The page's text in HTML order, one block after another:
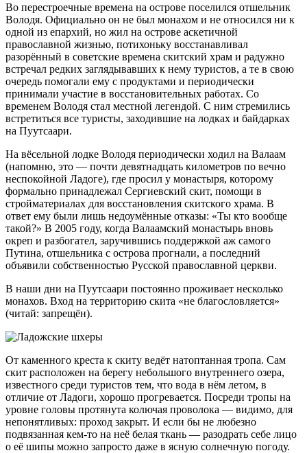
Во перестроечные времена на острове поселился отшельник
Володя. Официально он не был монахом и не относился ни к
одной из епархий, но жил на острове аскетичной
православной жизнью, потихоньку восстанавливал
разорённый в советские времена скитский храм и радужно
встречал редких заглядывавших к нему туристов, а те в свою
очередь помогали ему с продуктами и периодически
принимали участие в восстановительных работах. Со
временем Володя стал местной легендой. С ним стремились
встретиться все туристы, заходившие на лодках и байдарках
на Пуутсаари.
На вёсельной лодке Володя периодически ходил на Валаам
(напомню, это — почти девятнадцать километров по вечно
неспокойной Ладоге), где просил у монастыря, которому
формально принадлежал Сергиевский скит, помощи в
стройматериалах для восстановления скитского храма. В
ответ ему были лишь недоумённые отказы: «Ты кто вообще
такой?» В 2005 году, когда Валаамский монастырь вновь
окреп и разбогател, заручившись поддержкой аж самого
Путина, отшельника с острова прогнали, а последний
объявили собственностью Русской православной церкви.
В наши дни на Пуутсаари постоянно проживает несколько
монахов. Вход на территорию скита «не благословляется»
(читай: запрещён).
От каменного креста к скиту ведёт натоптанная тропа. Сам
скит расположен на берегу небольшого внутреннего озера,
известного среди туристов тем, что вода в нём летом, в
отличие от Ладоги, хорошо прогревается. Посреди тропы на
уровне головы протянута колючая проволока — видимо, для
непонятливых: проход закрыт. И если бы не любезно
подвязанная кем-то на неё белая ткань — разодрать себе лицо
о её шипы можно запросто даже в ясную солнечную погоду.